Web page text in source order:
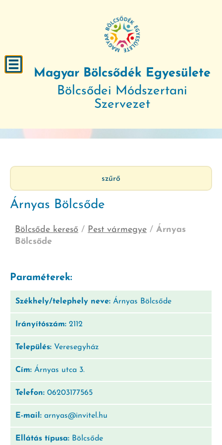
Magyar Bölcsődék Egyesülete
Bölcsődei Módszertani
Szervezet
szűrő
Árnyas Bölcsőde
Bölcsőde kereső / Pest vármegye / Árnyas
Bölcsőde
Paraméterek:
Székhely/telephely neve: Árnyas Bölcsőde
Irányítószám: 2112
Település: Veresegyház
Cím: Árnyas utca 3.
Telefon: 06203177565
E-mail: arnyas@invitel.hu
Ellátás típusa: Bölcsőde